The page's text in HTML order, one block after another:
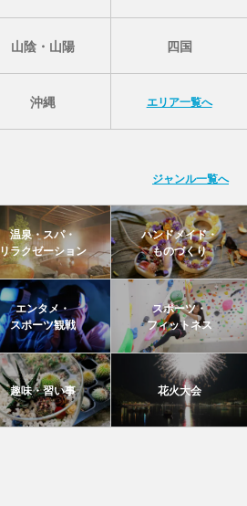
山陰・山陽 四国
沖縄 エリア一覧へ
ジャンル一覧へ
温泉・スパ・
リラクゼーション
ハンドメイド・
ものづくり
エンタメ・
スポーツ観戦
スポーツ・
フィットネス
趣味・習い事 花火大会